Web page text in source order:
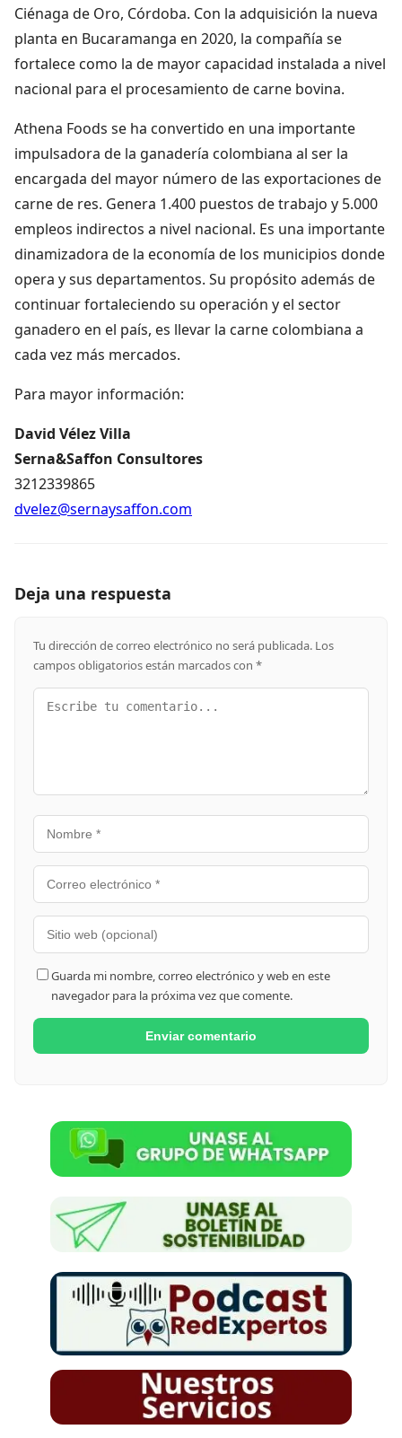
Ciénaga de Oro, Córdoba. Con la adquisición la nueva
planta en Bucaramanga en 2020, la compañía se
fortalece como la de mayor capacidad instalada a nivel
nacional para el procesamiento de carne bovina.
Athena Foods se ha convertido en una importante
impulsadora de la ganadería colombiana al ser la
encargada del mayor número de las exportaciones de
carne de res. Genera 1.400 puestos de trabajo y 5.000
empleos indirectos a nivel nacional. Es una importante
dinamizadora de la economía de los municipios donde
opera y sus departamentos. Su propósito además de
continuar fortaleciendo su operación y el sector
ganadero en el país, es llevar la carne colombiana a
cada vez más mercados.
Para mayor información:
David Vélez Villa
Serna&Saffon Consultores
3212339865
dvelez@sernaysaffon.com
Deja una respuesta
Tu dirección de correo electrónico no será publicada. Los
campos obligatorios están marcados con *
Guarda mi nombre, correo electrónico y web en este
navegador para la próxima vez que comente.